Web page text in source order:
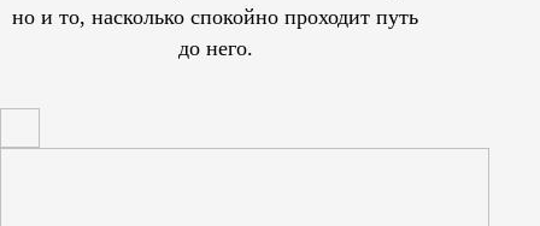
но и то, насколько спокойно проходит путь
до него.